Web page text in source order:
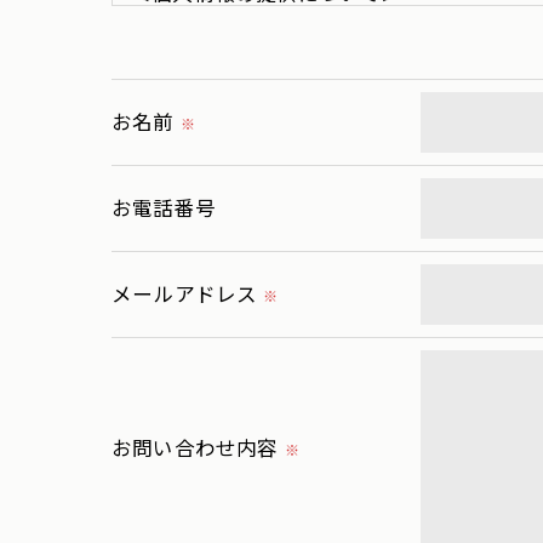
これらの委託先に対しては個人情報保護契
＜個人情報の安全管理＞
当社では、個人情報の漏洩等がなされない
必要な情報を頂けない場合は、それに対応
お名前 ※
お電話番号
メールアドレス ※
お問い合わせ内容 ※